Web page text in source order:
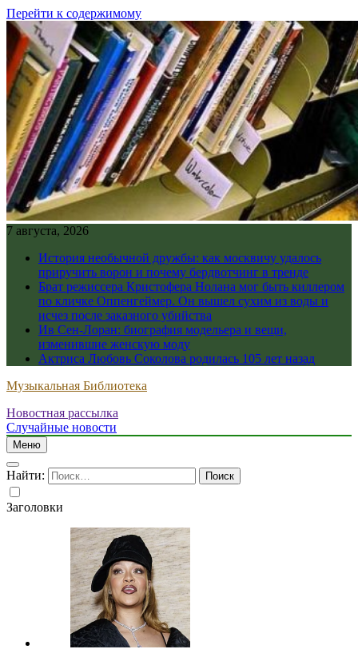
Перейти к содержимому
7 августа, 2026
История необычной дружбы: как москвичу удалось
приручить ворон и почему бердвотчинг в тренде
Брат режиссера Кристофера Нолана мог быть киллером
по кличке Оппенгеймер. Он вышел сухим из воды и
исчез после заказного убийства
Ив Сен-Лоран: биография модельера и вещи,
изменившие женскую моду
Актриса Любовь Соколова родилась 105 лет назад
Музыкальная Библиотека
Новостная рассылка
Случайные новости
Меню
Найти:
Заголовки